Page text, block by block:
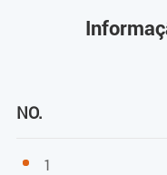
EPON: -3dBm
NO.
1